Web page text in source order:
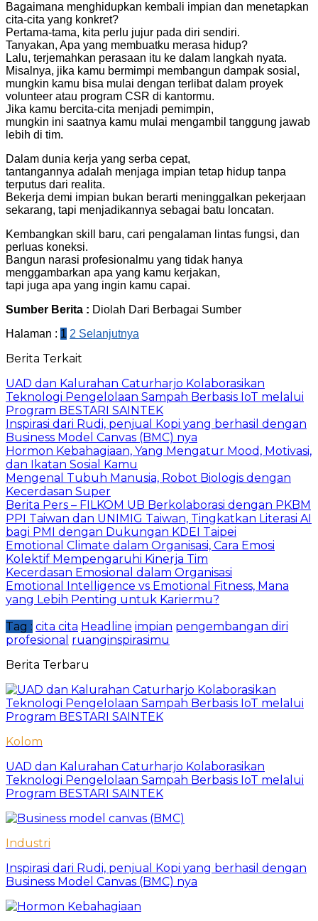
Bagaimana menghidupkan kembali impian dan menetapkan
cita-cita yang konkret?
Pertama-tama, kita perlu jujur pada diri sendiri.
Tanyakan, Apa yang membuatku merasa hidup?
Lalu, terjemahkan perasaan itu ke dalam langkah nyata.
Misalnya, jika kamu bermimpi membangun dampak sosial,
mungkin kamu bisa mulai dengan terlibat dalam proyek
volunteer atau program CSR di kantormu.
Jika kamu bercita-cita menjadi pemimpin,
mungkin ini saatnya kamu mulai mengambil tanggung jawab
lebih di tim.
Dalam dunia kerja yang serba cepat,
tantangannya adalah menjaga impian tetap hidup tanpa
terputus dari realita.
Bekerja demi impian bukan berarti meninggalkan pekerjaan
sekarang, tapi menjadikannya sebagai batu loncatan.
Kembangkan skill baru, cari pengalaman lintas fungsi, dan
perluas koneksi.
Bangun narasi profesionalmu yang tidak hanya
menggambarkan apa yang kamu kerjakan,
tapi juga apa yang ingin kamu capai.
Sumber Berita : Diolah Dari Berbagai Sumber
Halaman : 1 2 Selanjutnya
Berita Terkait
UAD dan Kalurahan Caturharjo Kolaborasikan
Teknologi Pengelolaan Sampah Berbasis IoT melalui
Program BESTARI SAINTEK
Inspirasi dari Rudi, penjual Kopi yang berhasil dengan
Business Model Canvas (BMC) nya
Hormon Kebahagiaan, Yang Mengatur Mood, Motivasi,
dan Ikatan Sosial Kamu
Mengenal Tubuh Manusia, Robot Biologis dengan
Kecerdasan Super
Berita Pers – FILKOM UB Berkolaborasi dengan PKBM
PPI Taiwan dan UNIMIG Taiwan, Tingkatkan Literasi AI
bagi PMI dengan Dukungan KDEI Taipei
Emotional Climate dalam Organisasi, Cara Emosi
Kolektif Mempengaruhi Kinerja Tim
Kecerdasan Emosional dalam Organisasi
Emotional Intelligence vs Emotional Fitness, Mana
yang Lebih Penting untuk Kariermu?
Tag : cita cita Headline impian pengembangan diri
profesional ruanginspirasimu
Berita Terbaru
Kolom
UAD dan Kalurahan Caturharjo Kolaborasikan
Teknologi Pengelolaan Sampah Berbasis IoT melalui
Program BESTARI SAINTEK
Industri
Inspirasi dari Rudi, penjual Kopi yang berhasil dengan
Business Model Canvas (BMC) nya